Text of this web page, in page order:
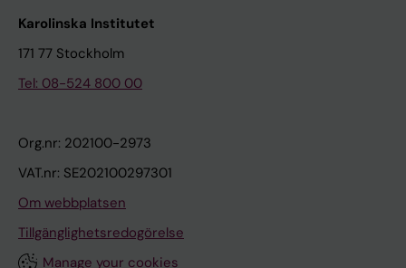
Karolinska Institutet
171 77 Stockholm
Tel: 08-524 800 00
Org.nr: 202100-2973
VAT.nr: SE202100297301
Om webbplatsen
Tillgänglighetsredogörelse
Manage your cookies